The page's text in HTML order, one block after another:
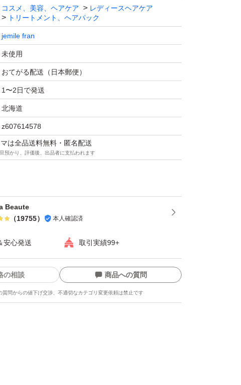
富に配合した濃厚タイプ
、よりしっとりおさめたい方に
としても使えます
コスメ、美容、ヘアケア
レディースヘアケア
トリートメント、ヘアパック
jemile fran
未使用
おてがる配送（日本郵便）
1〜2日で発送
北海道
z607614578
は全品送料無料・匿名配送
預かり、評価後、出品者に支払われます
Beaute
（19755） 本人確認済
安心発送 取引実績99+
の相談 商品への質問
質問からの値下げ交渉、不適切なカテゴリ変更依頼は禁止です